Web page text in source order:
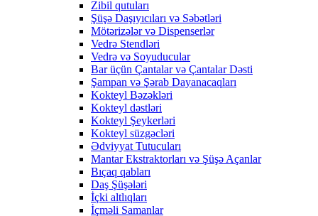
Zibil qutuları
Şüşə Daşıyıcıları və Səbətləri
Mötərizələr və Dispenserlər
Vedrə Stendləri
Vedrə və Soyuducular
Bar üçün Çantalar və Çantalar Dəsti
Şampan və Şərab Dayanacaqları
Kokteyl Bəzəkləri
Kokteyl dəstləri
Kokteyl Şeykerləri
Kokteyl süzgəcləri
Ədviyyat Tutucuları
Mantar Ekstraktorları və Şüşə Açanlar
Bıçaq qabları
Daş Şüşələri
İçki altlıqları
İçməli Samanlar